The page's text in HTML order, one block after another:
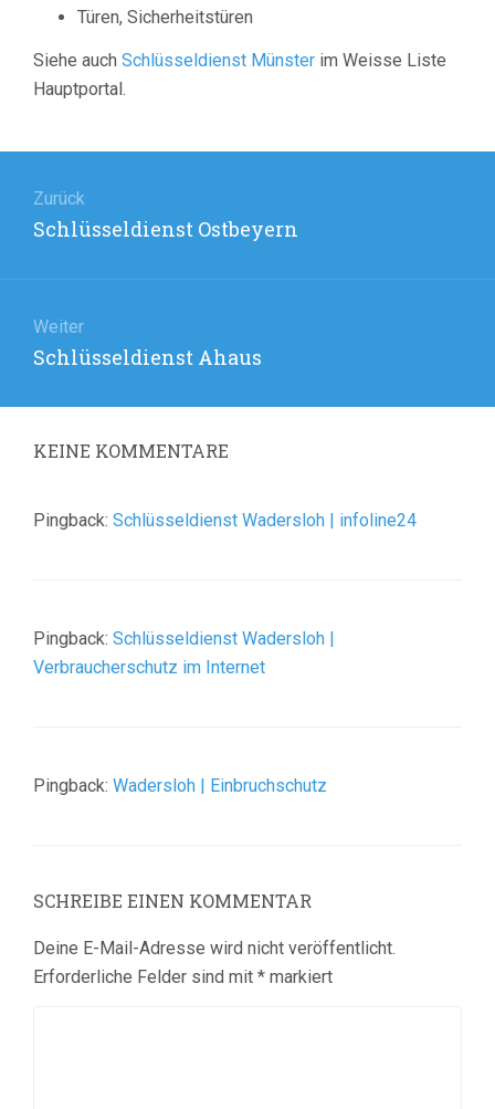
Türen, Sicherheitstüren
Siehe auch Schlüsseldienst Münster im Weisse Liste
Hauptportal.
Zurück
Vorheriger
Schlüsseldienst Ostbeyern
Weiter
Nächster
Schlüsseldienst Ahaus
KEINE KOMMENTARE
Pingback: Schlüsseldienst Wadersloh | infoline24
Pingback: Schlüsseldienst Wadersloh |
Verbraucherschutz im Internet
Pingback: Wadersloh | Einbruchschutz
SCHREIBE EINEN KOMMENTAR
Deine E-Mail-Adresse wird nicht veröffentlicht.
Erforderliche Felder sind mit * markiert